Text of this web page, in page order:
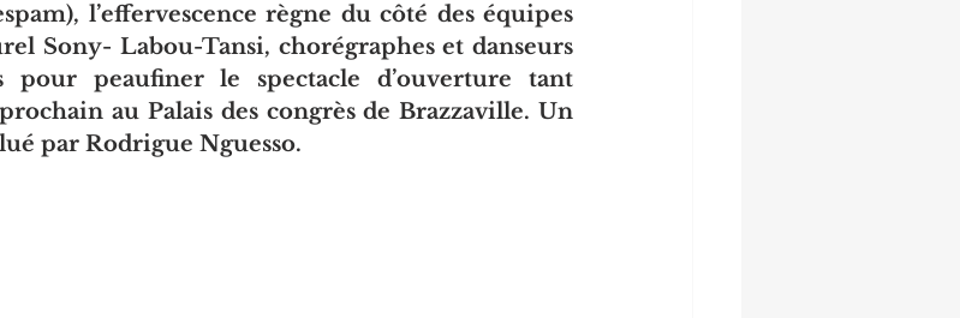
l’effervescence règne du côté des équipes
Sony- Labou-Tansi, chorégraphes et danseurs
pour peaufiner le spectacle d’ouverture tant
au Palais des congrès de Brazzaville. Un
par Rodrigue Nguesso.